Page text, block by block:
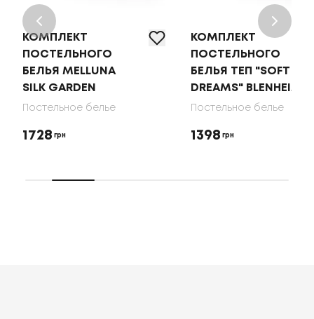
КОМПЛЕКТ
ПОСТЕЛЬНОГО
БЕЛЬЯ MELLUNA
SILK GARDEN
Постельное белье
1728 грн
КОМПЛЕКТ
ПОСТЕЛЬНОГО
БЕЛЬЯ ТЕП "SOFT
DREAMS" BLENHEIM
Постельное белье
1398 грн